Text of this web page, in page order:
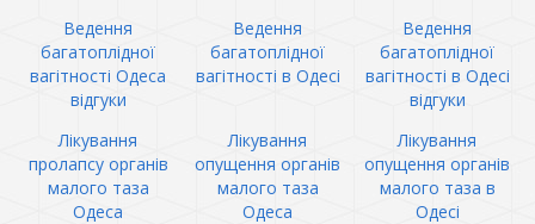
Ведення
багатоплідної
вагітності Одеса
відгуки
Ведення
багатоплідної
вагітності в Одесі
Ведення
багатоплідної
вагітності в Одесі
відгуки
Лікування
пролапсу органів
малого таза
Одеса
Лікування
опущення органів
малого таза
Одеса
Лікування
опущення органів
малого таза в
Одесі